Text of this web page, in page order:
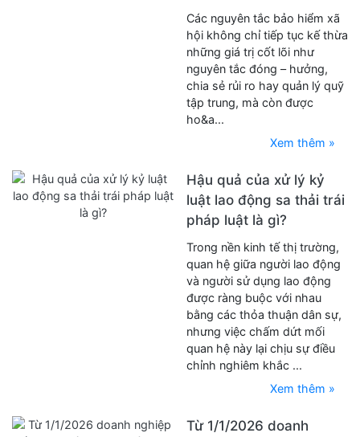
Các nguyên tắc bảo hiểm xã
hội không chỉ tiếp tục kế thừa
những giá trị cốt lõi như
nguyên tắc đóng – hưởng,
chia sẻ rủi ro hay quản lý quỹ
tập trung, mà còn được
ho&a...
Xem thêm »
Hậu quả của xử lý kỷ
luật lao động sa thải trái
pháp luật là gì?
Trong nền kinh tế thị trường,
quan hệ giữa người lao động
và người sử dụng lao động
được ràng buộc với nhau
bằng các thỏa thuận dân sự,
nhưng việc chấm dứt mối
quan hệ này lại chịu sự điều
chỉnh nghiêm khắc ...
Xem thêm »
Từ 1/1/2026 doanh